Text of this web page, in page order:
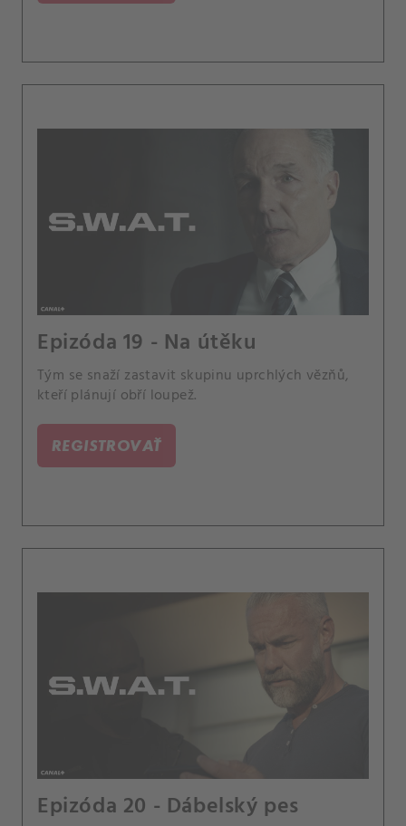
Epizóda 19 - Na útěku
Tým se snaží zastavit skupinu uprchlých vězňů,
kteří plánují obří loupež.
REGISTROVAŤ
Epizóda 20 - Dábelský pes